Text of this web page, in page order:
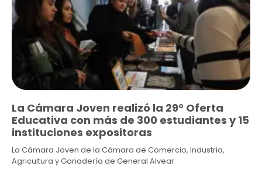
La Cámara Joven realizó la 29° Oferta
Educativa con más de 300 estudiantes y 15
instituciones expositoras
La Cámara Joven de la Cámara de Comercio, Industria,
Agricultura y Ganadería de General Alvear